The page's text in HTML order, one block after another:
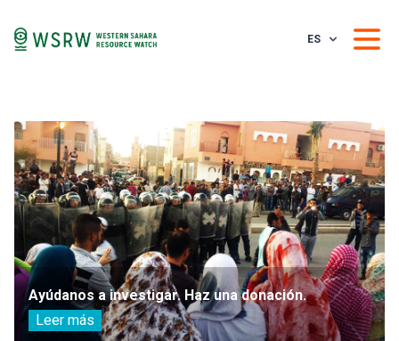
ES
Ayúdanos a investigar. Haz una donación.
Leer más